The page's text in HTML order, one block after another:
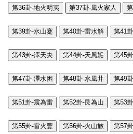
第36卦-地火明夷 第37卦-風火家人
第39卦-水山蹇 第40卦-雷水解 第41
第43卦-澤天夬 第44卦-天風姤 第45
第47卦-澤水困 第48卦-水風井 第49
第51卦-震為雷 第52卦-艮為山 第53
第55卦-雷火豐 第56卦-火山旅 第57